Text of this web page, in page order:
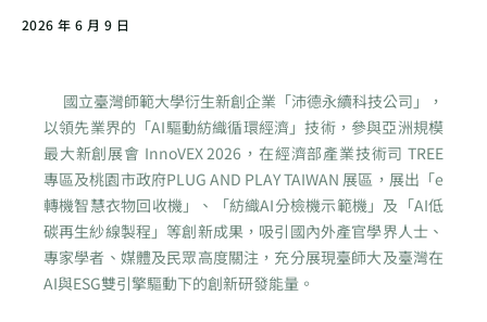
2026 年 6 月 9 日
國立臺灣師範大學衍生新創企業「沛德永續科技公司」，
以領先業界的「AI驅動紡織循環經濟」技術，參與亞洲規模
最大新創展會 InnoVEX 2026，在經濟部產業技術司 TREE
專區及桃園市政府PLUG AND PLAY TAIWAN 展區，展出「e
轉機智慧衣物回收機」、「紡織AI分檢機示範機」及「AI低
碳再生紗線製程」等創新成果，吸引國內外產官學界人士、
專家學者、媒體及民眾高度關注，充分展現臺師大及臺灣在
AI與ESG雙引擎驅動下的創新研發能量。